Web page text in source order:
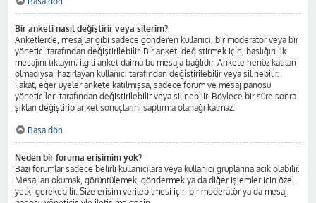
Bir anketi nasıl değiştirir veya silerim?
Anketlerde, mesajlar gibi sadece gönderen kullanıcı, bir moderatör veya bir
yönetici tarafından değiştirilebilir. Bir anketi değiştirmek için, başlığın ilk
mesajını tıklayın; ilgili anket daima bu mesaja bağlıdır. Ankete henüz katılan
olmadıysa, hazırlayan kullanıcı tarafından değiştirilebilir veya silinebilir.
Fakat, eğer üyeler ankete katılmışsa, sadece forum ve mesaj panosu
yöneticileri tarafından değiştirilebilir veya silinebilir. Böylece bir süre sonra
şıkları değiştirip anket sonuçlarını saptırma olanağı kalmaz.
Başa dön
Neden bir foruma erişimim yok?
Bazı forumlar sadece belirli kullanıcılara veya kullanıcı gruplarına açık olabilir.
Mesajları okumak, görüntülemek, göndermek ya da diğer işlemler için özel
yetki gerekebilir. Size erişim verilebilmesi için bir moderatör ya da mesaj